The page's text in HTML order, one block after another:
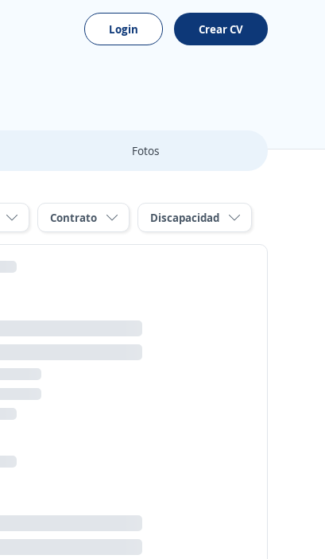
Login Crear CV
Fotos
Contrato Discapacidad